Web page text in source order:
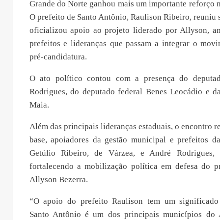
Grande do Norte ganhou mais um importante reforço
O prefeito de Santo Antônio, Raulison Ribeiro, reuniu
oficializou apoio ao projeto liderado por Allyson,
prefeitos e lideranças que passam a integrar o
pré-candidatura.
O ato político contou com a presença do
Rodrigues, do deputado federal Benes Leocádio e
Maia.
Além das principais lideranças estaduais, o encontro
base, apoiadores da gestão municipal e prefeitos
Getúlio Ribeiro, de Várzea, e André Rodrigues,
fortalecendo a mobilização política em defesa do
Allyson Bezerra.
“O apoio do prefeito Raulison tem um
Santo Antônio é um dos principais municípios do